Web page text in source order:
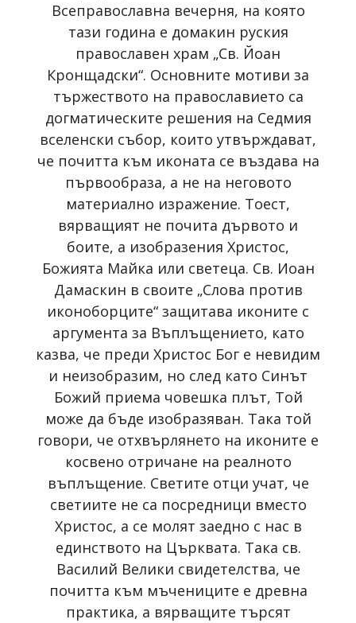
Всеправославна вечерня, на която
тази година е домакин руския
православен храм „Св. Йоан
Кронщадски“. Основните мотиви за
тържеството на православието са
догматическите решения на Седмия
вселенски събор, които утвърждават,
че почитта към иконата се въздава на
първообраза, а не на неговото
материално изражение. Тоест,
вярващият не почита дървото и
боите, а изобразения Христос,
Божията Майка или светеца. Св. Иоан
Дамаскин в своите „Слова против
иконоборците“ защитава иконите с
аргумента за Въплъщението, като
казва, че преди Христос Бог е невидим
и неизобразим, но след като Синът
Божий приема човешка плът, Той
може да бъде изобразяван. Така той
говори, че отхвърлянето на иконите е
косвено отричане на реалното
въплъщение. Светите отци учат, че
светиите не са посредници вместо
Христос, а се молят заедно с нас в
единството на Църквата. Така св.
Василий Велики свидетелства, че
почитта към мъчениците е древна
практика, а вярващите търсят